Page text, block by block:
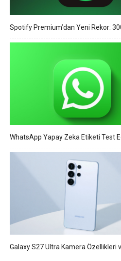
Spotify Premium’dan Yeni Rekor:
WhatsApp Yapay Zeka Etiketi Test
Galaxy S27 Ultra Kamera Özellikleri